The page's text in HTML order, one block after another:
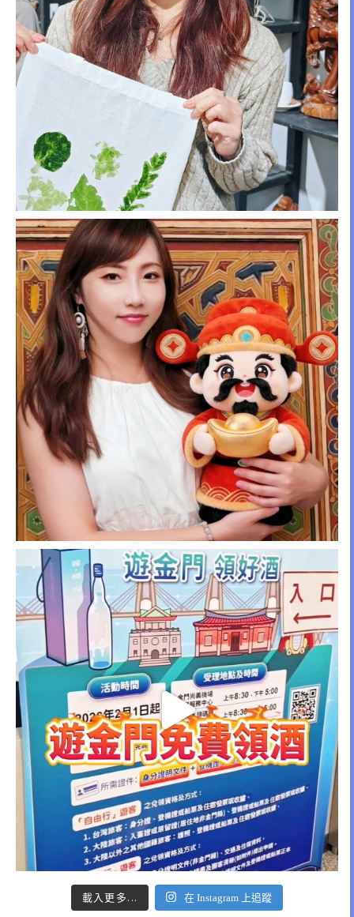
載入更多... 在 Instagram 上追蹤